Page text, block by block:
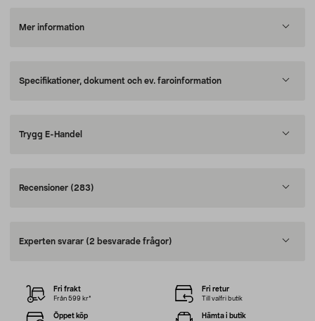
Mer information
Specifikationer, dokument och ev. faroinformation
Trygg E-Handel
Recensioner (283)
Experten svarar (2 besvarade frågor)
Fri frakt
Från 599 kr*
Fri retur
Till valfri butik
Öppet köp Hämta i butik